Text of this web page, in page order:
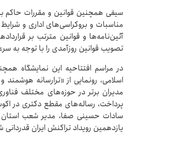
سیفی همچنین قوانین و مقررات حاکم بر
مناسبات و بروکراسی‌های اداری و
آئین‌نامه‌ها و قوانین مترتب بر
تصویب قوانین روزآمدی را با توجه به
در مراسم افتتاحیه این نمایشگاه
اسلامی، رونمایی از «ترارسانه
مدیران برتر در حوزه‌های مختلف
پرداخت، رساله‌های مقطع دکتری در
سادات حسینی صفا، مدیر شعب استان
یازدهمین رویداد تراکنش ایران